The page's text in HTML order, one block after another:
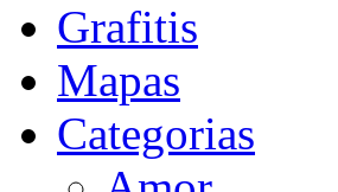
Grafitis
Mapas
Categorias